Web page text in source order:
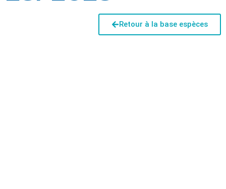
Retour à la base espèces